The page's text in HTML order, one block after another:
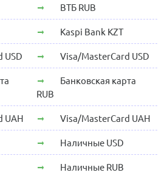
ВТБ RUB
Kaspi Bank KZT
USD Visa/MasterCard USD
Банковская карта
RUB
UAH Visa/MasterCard UAH
Наличные USD
Наличные RUB